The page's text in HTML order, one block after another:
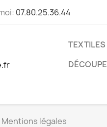
07.80.25.36.44
Mentions légales